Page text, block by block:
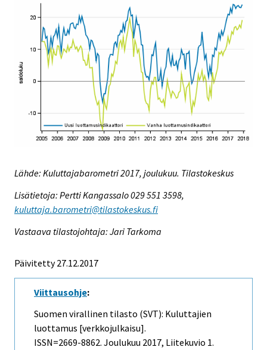
Lähde: Kuluttajabarometri 2017, joulukuu. Tilastokeskus
Lisätietoja: Pertti Kangassalo 029 551 3598,
kuluttaja.barometri@tilastokeskus.fi
Vastaava tilastojohtaja: Jari Tarkoma
Päivitetty 27.12.2017
Viittausohje:
Suomen virallinen tilasto (SVT): Kuluttajien
luottamus [verkkojulkaisu].
ISSN=2669-8862. Joulukuu 2017, Liitekuvio 1.